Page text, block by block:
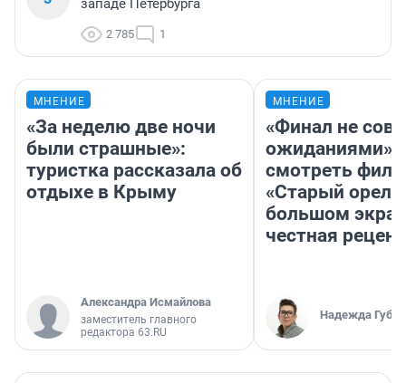
западе Петербурга
2 785 1
МНЕНИЕ
«За неделю две ночи
были страшные»:
туристка рассказала об
отдыхе в Крыму
Александра Исмайлова
заместитель главного
редактора 63.RU
МНЕНИЕ
«Финал не
ожиданиями»:
смотреть
«Старый орел»
большом
честная
Надежда